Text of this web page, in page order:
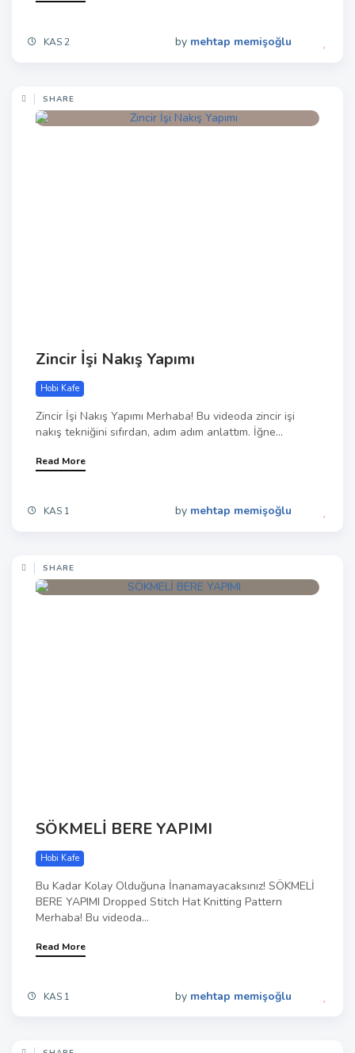
KAS 2 by mehtap memişoğlu
SHARE
Zincir İşi Nakış Yapımı
Hobi Kafe
Zincir İşi Nakış Yapımı Merhaba! Bu videoda zincir işi
nakış tekniğini sıfırdan, adım adım anlattım. İğne...
Read More
KAS 1 by mehtap memişoğlu
SHARE
SÖKMELİ BERE YAPIMI
Hobi Kafe
Bu Kadar Kolay Olduğuna İnanamayacaksınız! SÖKMELİ
BERE YAPIMI Dropped Stitch Hat Knitting Pattern
Merhaba! Bu videoda...
Read More
KAS 1 by mehtap memişoğlu